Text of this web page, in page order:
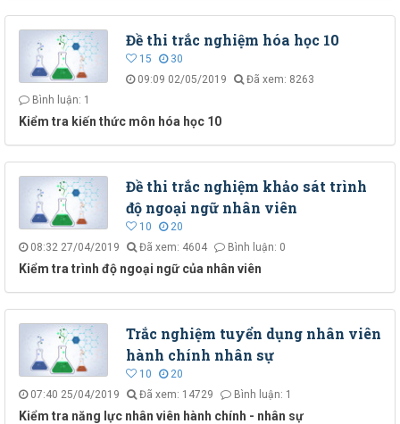
Đề thi trắc nghiệm hóa học 10
15
30
09:09 02/05/2019
Đã xem: 8263
Bình luận: 1
Kiểm tra kiến thức môn hóa học 10
Đề thi trắc nghiệm khảo sát trình
độ ngoại ngữ nhân viên
10
20
08:32 27/04/2019
Đã xem: 4604 Bình luận: 0
Kiểm tra trình độ ngoại ngữ của nhân viên
Trắc nghiệm tuyển dụng nhân viên
hành chính nhân sự
10
20
07:40 25/04/2019
Đã xem: 14729 Bình luận: 1
Kiểm tra năng lực nhân viên hành chính - nhân sự